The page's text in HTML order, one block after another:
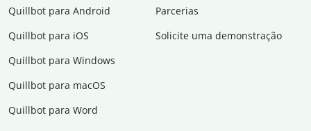
Quillbot para Android
Quillbot para iOS
Quillbot para Windows
Quillbot para macOS
Quillbot para Word
Parcerias
Solicite uma demonstração